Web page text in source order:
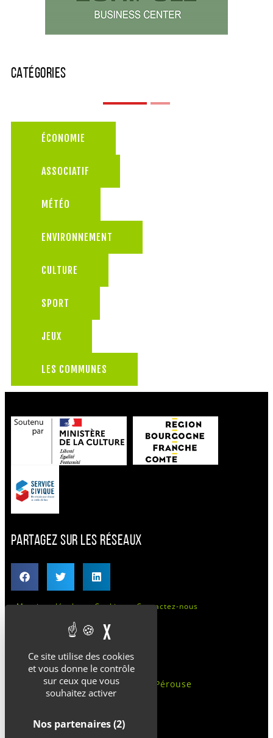
Ce site utilise des cookies
et vous donne le contrôle
sur ceux que vous
souhaitez activer
Nos partenaires(2)
X
CATÉGORIES
ÉCONOMIE
ASSOCIATIF
MÉTÉO
ENVIRONNEMENT
CULTURE
SPORT
JEUX
LES COMMUNES
PARTAGEZ SUR LES RÉSEAUX
Mentions légales Cookies Contactez-nous
Bâtiment Adrien Durand
Rue Jean-François De La Pérouse
89300 Joigny
06 69 53 90 00